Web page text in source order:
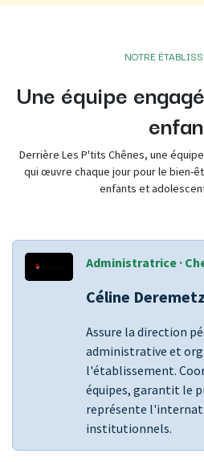
NOTRE
Une équipe
Derrière Les P'tits Chênes, une
qui œuvre chaque jour pour le bien-
enfants et
Administratrice ·
Céline Deremetz
Assure la direction
administrative et
l'établissement.
équipes, garantit le
représente l'internat
institutionnels.